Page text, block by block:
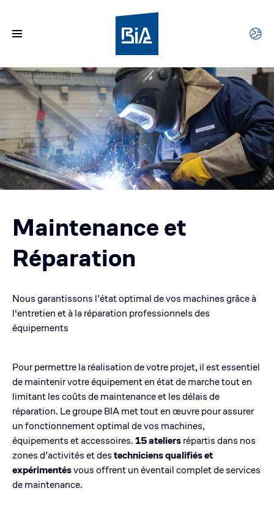
Maintenance et
Réparation
Nous garantissons l’état optimal de vos machines grâce à
l'entretien et à la réparation professionnels des
équipements
Pour permettre la réalisation de votre projet, il est essentiel
de maintenir votre équipement en état de marche tout en
limitant les coûts de maintenance et les délais de
réparation. Le groupe BIA met tout en œuvre pour assurer
un fonctionnement optimal de vos machines,
équipements et accessoires.15 ateliersrépartis dans nos
zones d’activités et destechniciens qualifiés et
expérimentésvous offrent un éventail complet de services
de maintenance.